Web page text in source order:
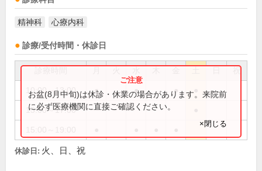
精神科 心療内科
診療/受付時間・休診日
祝
10:00～13:00 ● ● ●
15:00～17:00
お盆(8月中旬)は休診・休業の場合があります。来院前
に必ず医療機関に直接ご確認ください。
×閉じる
休診日: 火、日、祝